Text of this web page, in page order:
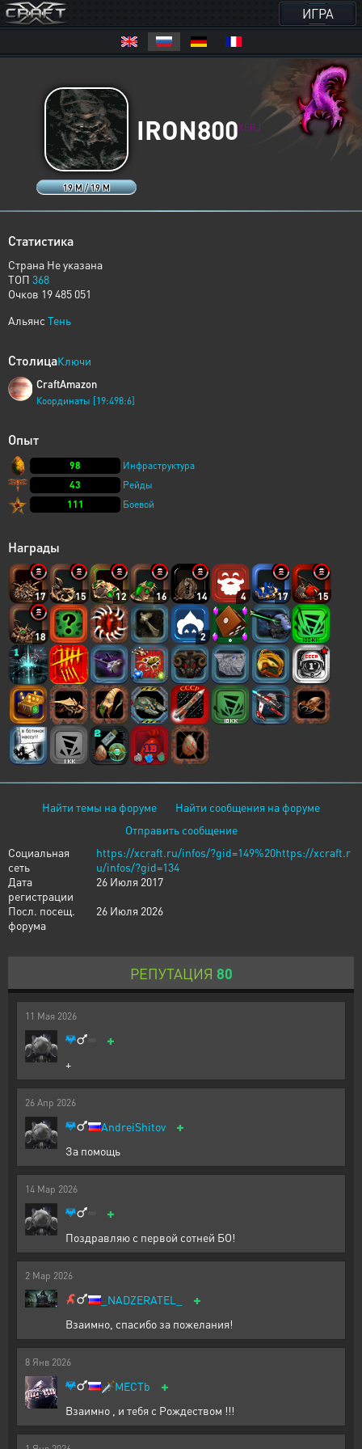
ИГРА
19 M / 19 M
IRON800XERJ
Статистика
Страна Не указана
ТОП 368
Очков 19 485 051
Альянс Тень
СтолицаКлючи
CraftAmazon
Координаты [19:498:6]
Опыт
98
Инфраструктура
43
Рейды
111
Боевой
Награды
17 15 12 16 14 4 17 15
18 2
Найти темы на форуме
Найти сообщения на форуме
Отправить сообщение
Социальная
сеть
https://xcraft.ru/infos/?gid=149%20https://xcraft.r
u/infos/?gid=134
Дата
регистрации
26 Июля 2017
Посл. посещ.
форума
26 Июля 2026
РЕПУТАЦИЯ 80
11 Мая 2026
+
+
26 Апр 2026
AndreiShitov +
За помощь
14 Мар 2026
+
Поздравляю с первой сотней БО!
2 Мар 2026
_NADZERATEL_ +
Взаимно, спасибо за пожелания!
8 Янв 2026
🗡️MECTb +
Взаимно , и тебя с Рождеством !!!